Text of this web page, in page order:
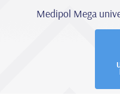
Medipol Mega